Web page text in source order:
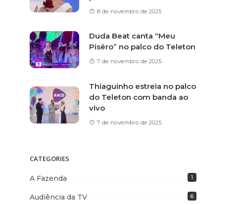
8 de novembro de 2025
Duda Beat canta “Meu
Pisêro” no palco do Teleton
7 de novembro de 2025
Thiaguinho estreia no palco
do Teleton com banda ao
vivo
7 de novembro de 2025
CATEGORIES
A Fazenda 1
Audiência da TV 6